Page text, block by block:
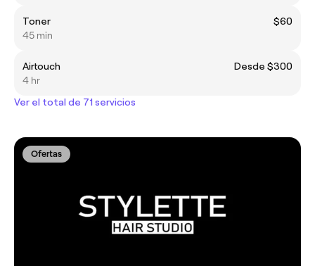
Toner
$60
45 min
Airtouch
Desde $300
4 hr
Ver el total de 71 servicios
Ofertas